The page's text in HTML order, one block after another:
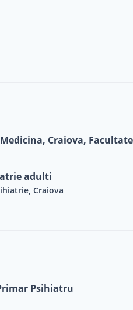
Craiova,
adulti
Craiova
Psihiatru